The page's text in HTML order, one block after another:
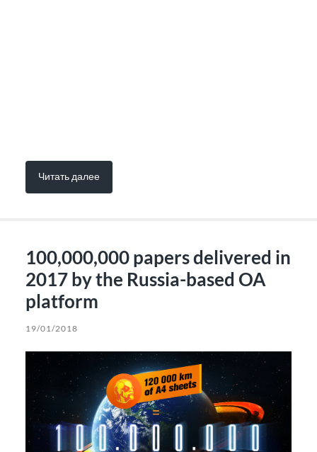
Читать далее
100,000,000 papers delivered in
2017 by the Russia-based OA
platform
19/01/2018